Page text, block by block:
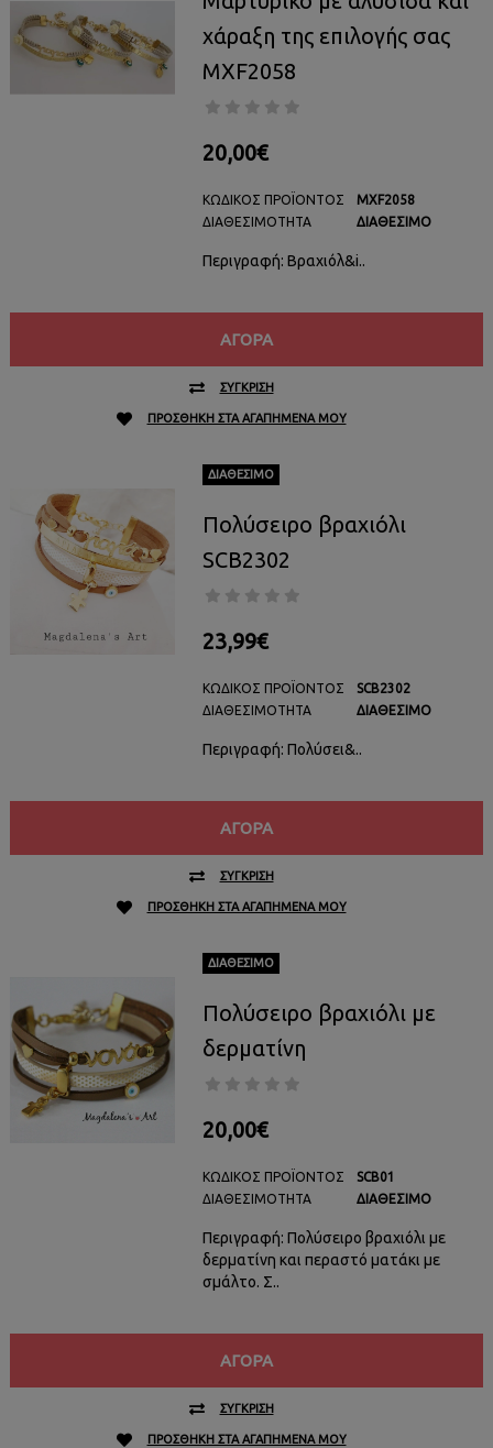
χάραξη της επιλογής σας
MXF2058
20,00€
ΚΩΔΙΚΌΣ ΠΡΟΪΌΝΤΟΣ
ΔΙΑΘΕΣΙΜΌΤΗΤΑ
MXF2058
ΔΙΑΘΈΣΙΜΟ
Περιγραφή: Βραχιόλ&i..
ΑΓΟΡΆ
ΣΎΓΚΡΙΣΗ
ΠΡΟΣΘΉΚΗ ΣΤΑ ΑΓΑΠΗΜΈΝΑ ΜΟΥ
ΔΙΑΘΈΣΙΜΟ
Πολύσειρο βραχιόλι
SCB2302
23,99€
ΚΩΔΙΚΌΣ ΠΡΟΪΌΝΤΟΣ
ΔΙΑΘΕΣΙΜΌΤΗΤΑ
SCB2302
ΔΙΑΘΈΣΙΜΟ
Περιγραφή: Πολύσει&..
ΑΓΟΡΆ
ΣΎΓΚΡΙΣΗ
ΠΡΟΣΘΉΚΗ ΣΤΑ ΑΓΑΠΗΜΈΝΑ ΜΟΥ
ΔΙΑΘΈΣΙΜΟ
Πολύσειρο βραχιόλι με
δερματίνη
20,00€
ΚΩΔΙΚΌΣ ΠΡΟΪΌΝΤΟΣ
ΔΙΑΘΕΣΙΜΌΤΗΤΑ
SCB01
ΔΙΑΘΈΣΙΜΟ
Περιγραφή: Πολύσειρο βραχιόλι με
δερματίνη και περαστό ματάκι με
σμάλτο. Σ..
ΑΓΟΡΆ
ΣΎΓΚΡΙΣΗ
ΠΡΟΣΘΉΚΗ ΣΤΑ ΑΓΑΠΗΜΈΝΑ ΜΟΥ